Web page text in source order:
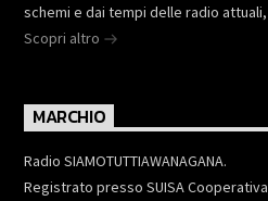
schemi e dai tempi delle radio attuali,
Scopri altro
MARCHIO
Radio SIAMOTUTTIAWANAGANA.
Registrato presso SUISA